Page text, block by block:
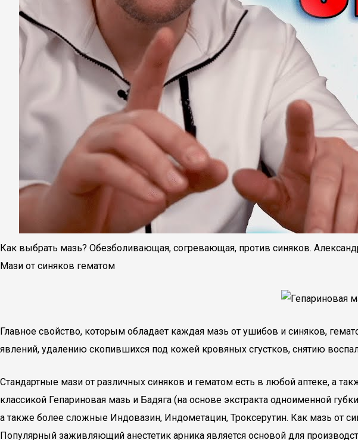
Как выбрать мазь? Обезболивающая, согревающая, против синяков.
Мази от синяков гематом
Главное свойство, которым обладает каждая мазь от ушибов и синяков,
явлений, удалению скопившихся под кожей кровяных сгустков, снятию
Стандартные мази от различных синяков и гематом есть в любой аптеке, а
классикой Гепариновая мазь и Бадяга (на основе экстракта одноименной
а также более сложные Индовазин, Индометацин, Троксерутин. Как мазь от
Популярный заживляющий анестетик арника является основой для